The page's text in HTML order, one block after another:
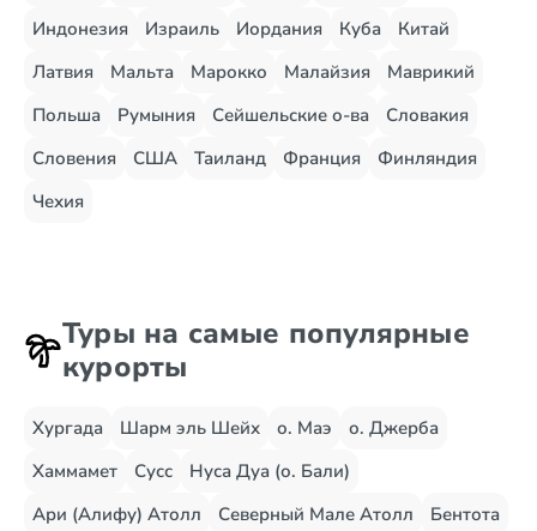
Индонезия
Израиль Иордания Куба
Китай
Латвия
Мальта Марокко Малайзия
Маврикий
Польша
Румыния Сейшельские о-ва
Словакия
Словения
США Таиланд Франция
Финляндия
Чехия
Туры на самые популярные
курорты
Хургада Шарм эль Шейх о. Маэ
о. Джерба
Хаммамет
Сусс
Нуса Дуа (о. Бали)
Ари (Алифу) Атолл
Северный Мале Атолл
Бентота